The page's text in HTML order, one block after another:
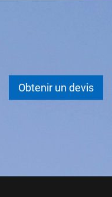
Obtenir un devis